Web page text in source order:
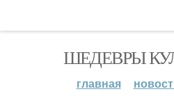
ШЕДЕВРЫ
главная